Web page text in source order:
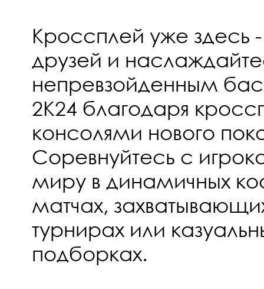
Кроссплей уже здесь
друзей и
непревзойденным
2K24 благодаря
консолями нового
Соревнуйтесь с
миру в динамичных
матчах,
турнирах или
подборках.